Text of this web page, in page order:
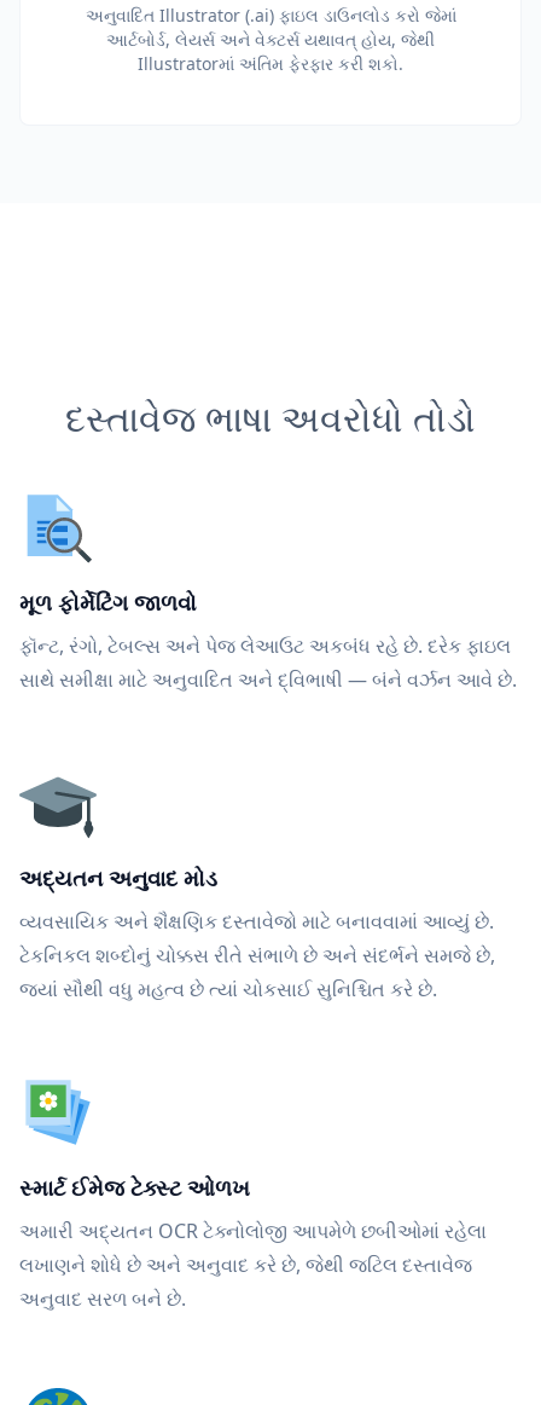
અનુવાદિત Illustrator (.ai) ફાઇલ ડાઉનલોડ કરો જેમાં
આર્ટબોર્ડ, લેયર્સ અને વેક્ટર્સ યથાવત્ હોય, જેથી
Illustratorમાં અંતિમ ફેરફાર કરી શકો.
દસ્તાવેજ ભાષા અવરોધો તોડો
મૂળ ફોર્મેટિંગ જાળવો
ફૉન્ટ, રંગો, ટેબલ્સ અને પેજ લેઆઉટ અકબંધ રહે છે. દરેક ફાઇલ
સાથે સમીક્ષા માટે અનુવાદિત અને દ્વિભાષી — બંને વર્ઝન આવે છે.
અદ્યતન અનુવાદ મોડ
વ્યવસાયિક અને શૈક્ષણિક દસ્તાવેજો માટે બનાવવામાં આવ્યું છે.
ટેકનિકલ શબ્દોનું ચોક્કસ રીતે સંભાળે છે અને સંદર્ભને સમજે છે,
જ્યાં સૌથી વધુ મહત્વ છે ત્યાં ચોકસાઈ સુનિશ્ચિત કરે છે.
સ્માર્ટ ઈમેજ ટેક્સ્ટ ઓળખ
અમારી અદ્યતન OCR ટેક્નોલોજી આપમેળે છબીઓમાં રહેલા
લખાણને શોધે છે અને અનુવાદ કરે છે, જેથી જટિલ દસ્તાવેજ
અનુવાદ સરળ બને છે.